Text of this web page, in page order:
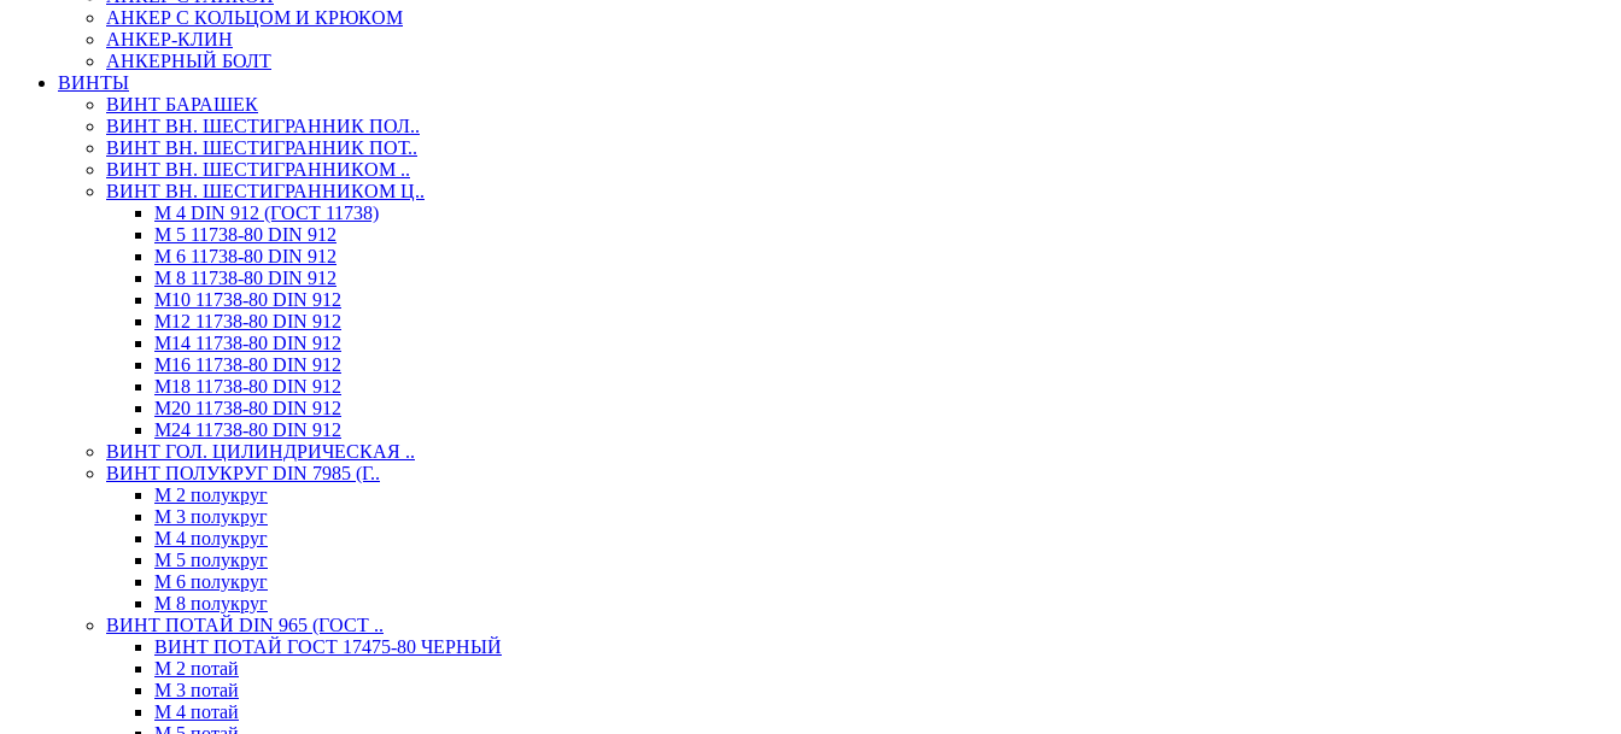
АНКЕР С КОЛЬЦОМ И КРЮКОМ
АНКЕР-КЛИН
АНКЕРНЫЙ БОЛТ
ВИНТЫ
ВИНТ БАРАШЕК
ВИНТ ВН. ШЕСТИГРАННИК ПОЛ..
ВИНТ ВН. ШЕСТИГРАННИК ПОТ..
ВИНТ ВН. ШЕСТИГРАННИКОМ ..
ВИНТ ВН. ШЕСТИГРАННИКОМ Ц..
М 4 DIN 912 (ГОСТ 11738)
М 5 11738-80 DIN 912
М 6 11738-80 DIN 912
М 8 11738-80 DIN 912
М10 11738-80 DIN 912
М12 11738-80 DIN 912
М14 11738-80 DIN 912
М16 11738-80 DIN 912
М18 11738-80 DIN 912
М20 11738-80 DIN 912
М24 11738-80 DIN 912
ВИНТ ГОЛ. ЦИЛИНДРИЧЕСКАЯ ..
ВИНТ ПОЛУКРУГ DIN 7985 (Г..
М 2 полукруг
М 3 полукруг
М 4 полукруг
М 5 полукруг
М 6 полукруг
М 8 полукруг
ВИНТ ПОТАЙ DIN 965 (ГОСТ ..
ВИНТ ПОТАЙ ГОСТ 17475-80 ЧЕРНЫЙ
М 2 потай
М 3 потай
М 4 потай